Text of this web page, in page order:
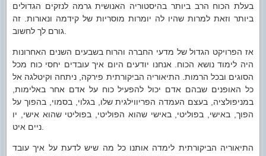
בעלת הכוח הרב ביותר בהיסטוריה האנושית גרמה לנזקים הגדולים
ביותר וזאת למרות שהיו לה יומרות מוסריות של קידמה ונאורות. זה
אז הפרויקט הגדול של מדעי החברה והרוח בשבעים השנים האחרונות
היה לימוד נושא הכוח. אנחנו יודעים היום איך עובדים יחסי כוח מכל
הסוגים ובכל הרמות. התיאוריה הביקורתית פירקה, ניתחה וקיטלגה אל
כל האופנים שבהם אדם יכול להפעיל כוח על אדם אחר באלימות,
במניפולציה, בעצם העמדה הפריווילגית שלו, בגלוי, בסמוי, בהפוך על
הפוך, באישי, בפוליטי, באישי שהוא הפוליטי, בפוליטי שהוא אישי, יו
התיאוריה הביקורתית לימדה אותנו כל מה שיש לדעת על איך עובד